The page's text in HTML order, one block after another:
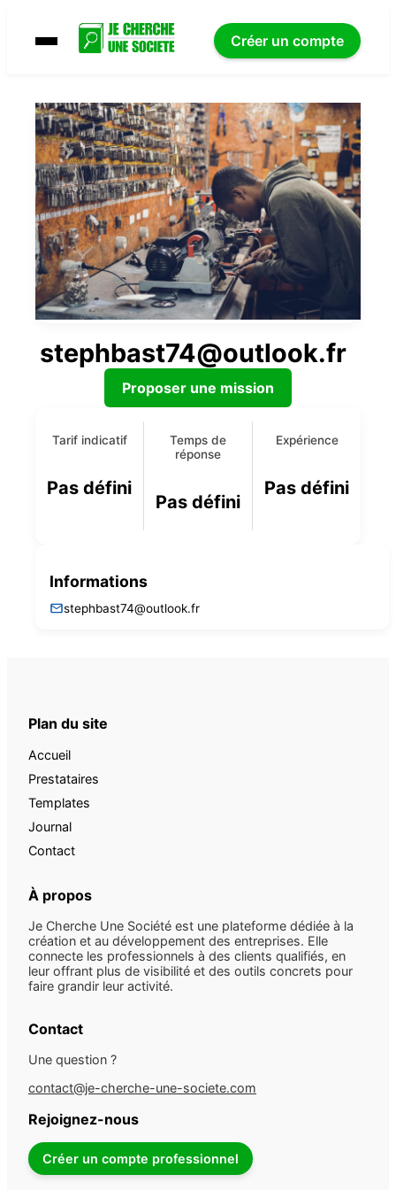
Créer un compte
stephbast74@outlook.fr
Proposer une mission
Tarif indicatif
Pas défini
Temps de
réponse
Pas défini
Expérience
Pas défini
Informations
stephbast74@outlook.fr
Plan du site
Accueil
Prestataires
Templates
Journal
Contact
À propos
Je Cherche Une Société est une plateforme dédiée à la
création et au développement des entreprises. Elle
connecte les professionnels à des clients qualifiés, en
leur offrant plus de visibilité et des outils concrets pour
faire grandir leur activité.
Contact
Une question ?
contact@je-cherche-une-societe.com
Rejoignez-nous
Créer un compte professionnel